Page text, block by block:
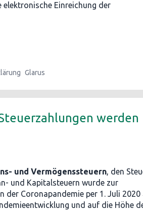
Einreichung der
Glarus
werden
und Vermögenssteuern, den
und Kapitalsteuern wurde zur
der Coronapandemie per 1. Juli 2020
und auf die Höhe